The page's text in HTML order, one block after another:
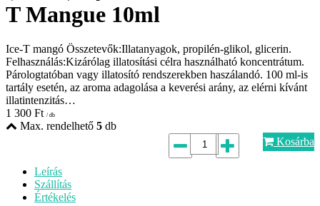
T Mangue 10ml
Ice-T mangó Összetevők:Illatanyagok, propilén-glikol, glicerin.
Felhasználás:Kizárólag illatosítási célra használható koncentrátum.
Párologtatóban vagy illatosító rendszerekben haszálandó. 100 ml-is
tartály esetén, az aroma adagolása a keverési arány, az elérni kívánt
illatintenzitás…
1 300 Ft / db
Max. rendelhető 5 db
Kosárba
Leírás
Szállítás
Értékelés